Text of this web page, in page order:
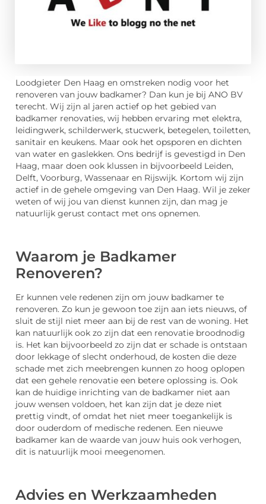
Loodgieter Den Haag en omstreken nodig voor het
renoveren van jouw badkamer? Dan kun je bij ANO BV
terecht. Wij zijn al jaren actief op het gebied van
badkamer renovaties, wij hebben ervaring met elektra,
leidingwerk, schilderwerk, stucwerk, betegelen, toiletten,
sanitair en keukens. Maar ook het opsporen en dichten
van water en gaslekken. Ons bedrijf is gevestigd in Den
Haag, maar doen ook klussen in bijvoorbeeld Leiden,
Delft, Voorburg, Wassenaar en Rijswijk. Kortom wij zijn
actief in de gehele omgeving van Den Haag. Wil je zeker
weten of wij jou van dienst kunnen zijn, dan mag je
natuurlijk gerust contact met ons opnemen.
Waarom je Badkamer
Renoveren?
Er kunnen vele redenen zijn om jouw badkamer te
renoveren. Zo kun je gewoon toe zijn aan iets nieuws, of
sluit de stijl niet meer aan bij de rest van de woning. Het
kan natuurlijk ook zo zijn dat een renovatie broodnodig
is. Het kan bijvoorbeeld zo zijn dat er schade is ontstaan
door lekkage of slecht onderhoud, de kosten die deze
schade met zich meebrengen kunnen zo hoog oplopen
dat een gehele renovatie een betere oplossing is. Ook
kan de huidige inrichting van de badkamer niet aan
jouw wensen voldoen, het kan zijn dat je deze niet
prettig vindt, of omdat het niet meer toegankelijk is
door ouderdom of medische redenen. Een nieuwe
badkamer kan de waarde van jouw huis ook verhogen,
dit is natuurlijk mooi meegenomen.
Advies en Werkzaamheden